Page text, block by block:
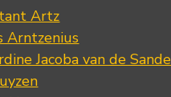
Artz
Arntzenius
Jacoba van de Sande